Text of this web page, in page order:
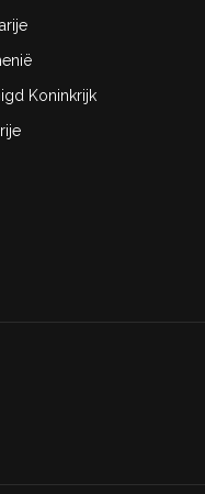
Koninkrijk